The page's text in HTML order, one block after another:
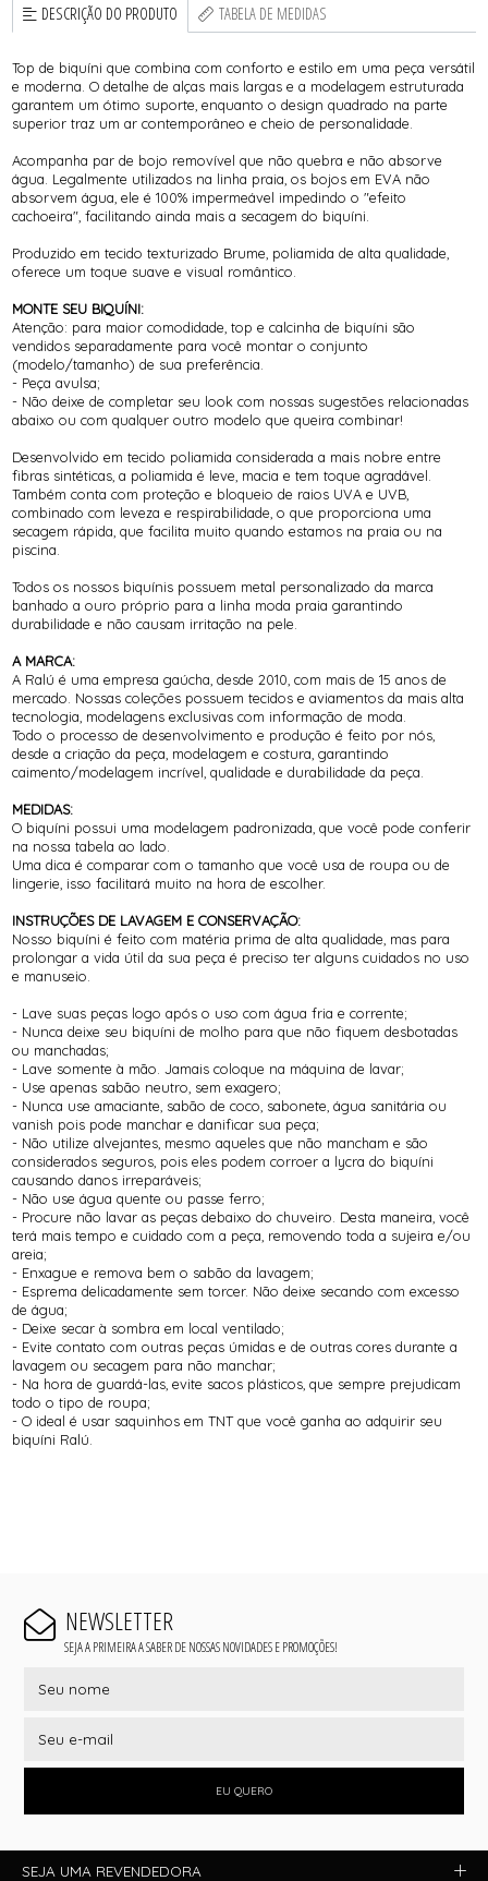
DESCRIÇÃO DO PRODUTO TABELA DE MEDIDAS
Top de biquíni que combina com conforto e estilo em uma peça versátil
e moderna. O detalhe de alças mais largas e a modelagem estruturada
garantem um ótimo suporte, enquanto o design quadrado na parte
superior traz um ar contemporâneo e cheio de personalidade.
Acompanha par de bojo removível que não quebra e não absorve
água. Legalmente utilizados na linha praia, os bojos em EVA não
absorvem água, ele é 100% impermeável impedindo o "efeito
cachoeira", facilitando ainda mais a secagem do biquíni.
Produzido em tecido texturizado Brume, poliamida de alta qualidade,
oferece um toque suave e visual romântico.
MONTE SEU BIQUÍNI:
Atenção: para maior comodidade, top e calcinha de biquíni são
vendidos separadamente para você montar o conjunto
(modelo/tamanho) de sua preferência.
- Peça avulsa;
- Não deixe de completar seu look com nossas sugestões relacionadas
abaixo ou com qualquer outro modelo que queira combinar!
Desenvolvido em tecido poliamida considerada a mais nobre entre
fibras sintéticas, a poliamida é leve, macia e tem toque agradável.
Também conta com proteção e bloqueio de raios UVA e UVB,
combinado com leveza e respirabilidade, o que proporciona uma
secagem rápida, que facilita muito quando estamos na praia ou na
piscina.
Todos os nossos biquínis possuem metal personalizado da marca
banhado a ouro próprio para a linha moda praia garantindo
durabilidade e não causam irritação na pele.
A MARCA:
A Ralú é uma empresa gaúcha, desde 2010, com mais de 15 anos de
mercado. Nossas coleções possuem tecidos e aviamentos da mais alta
tecnologia, modelagens exclusivas com informação de moda.
Todo o processo de desenvolvimento e produção é feito por nós,
desde a criação da peça, modelagem e costura, garantindo
caimento/modelagem incrível, qualidade e durabilidade da peça.
MEDIDAS:
O biquíni possui uma modelagem padronizada, que você pode conferir
na nossa tabela ao lado.
Uma dica é comparar com o tamanho que você usa de roupa ou de
lingerie, isso facilitará muito na hora de escolher.
INSTRUÇÕES DE LAVAGEM E CONSERVAÇÃO:
Nosso biquíni é feito com matéria prima de alta qualidade, mas para
prolongar a vida útil da sua peça é preciso ter alguns cuidados no uso
e manuseio.
- Lave suas peças logo após o uso com água fria e corrente;
- Nunca deixe seu biquíni de molho para que não fiquem desbotadas
ou manchadas;
- Lave somente à mão. Jamais coloque na máquina de lavar;
- Use apenas sabão neutro, sem exagero;
- Nunca use amaciante, sabão de coco, sabonete, água sanitária ou
vanish pois pode manchar e danificar sua peça;
- Não utilize alvejantes, mesmo aqueles que não mancham e são
considerados seguros, pois eles podem corroer a lycra do biquíni
causando danos irreparáveis;
- Não use água quente ou passe ferro;
- Procure não lavar as peças debaixo do chuveiro. Desta maneira, você
terá mais tempo e cuidado com a peça, removendo toda a sujeira e/ou
areia;
- Enxague e remova bem o sabão da lavagem;
- Esprema delicadamente sem torcer. Não deixe secando com excesso
de água;
- Deixe secar à sombra em local ventilado;
- Evite contato com outras peças úmidas e de outras cores durante a
lavagem ou secagem para não manchar;
- Na hora de guardá-las, evite sacos plásticos, que sempre prejudicam
todo o tipo de roupa;
- O ideal é usar saquinhos em TNT que você ganha ao adquirir seu
biquíni Ralú.
NEWSLETTER
SEJA A PRIMEIRA A SABER DE NOSSAS NOVIDADES E PROMOÇÕES!
EU QUERO
SEJA UMA REVENDEDORA